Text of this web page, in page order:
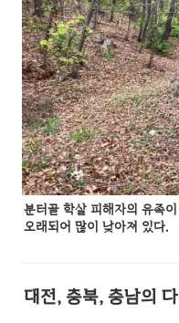
분터골 학살 피해자의 유족
오래되어 많이 낮아져 있다.
대전, 충북, 충남의